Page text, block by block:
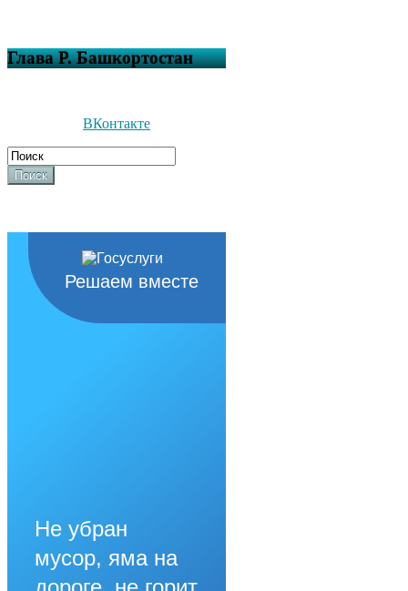
Глава Р. Башкортостан
ВКонтакте
Поиск
Решаем вместе
Не убран
мусор, яма на